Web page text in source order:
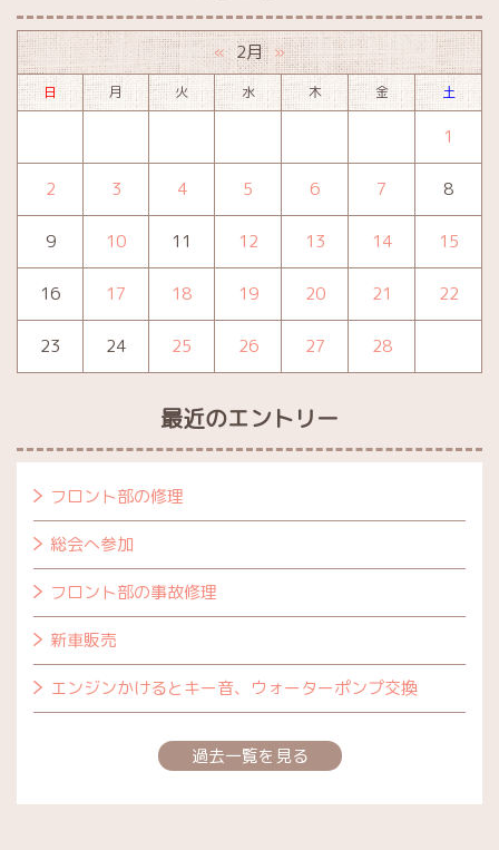
« 2月 »
日 月 火 水 木 金 土
1
2 3 4 5 6 7 8
9 10 11 12 13 14 15
16 17 18 19 20 21 22
23 24 25 26 27 28
最近のエントリー
フロント部の修理
総会へ参加
フロント部の事故修理
新車販売
エンジンかけるとキー音、ウォーターポンプ交換
過去一覧を見る